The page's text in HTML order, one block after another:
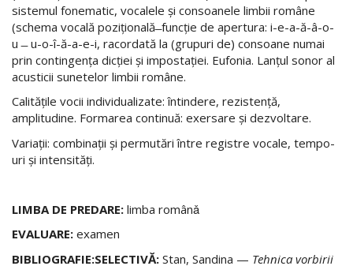
sistemul fonematic, vocalele şi consoanele limbii române
(schema vocală poziţională ̶ funcție de apertura: i-e-a-ă-â-o-
u ̶ u-o-î-ă-a-e-i, racordată la (grupuri de) consoane numai
prin contingenţa dicţiei şi impostaţiei. Eufonia. Lanțul sonor al
acusticii sunetelor limbii române.
Calităţile vocii individualizate: întindere, rezistenţă,
amplitudine. Formarea continuă: exersare şi dezvoltare.
Variaţii: combinaţii şi permutări între registre vocale, tempo-
uri şi intensităţi.
LIMBA DE PREDARE: limba românǎ
EVALUARE: examen
BIBLIOGRAFIE:SELECTIVĂ: Stan, Sandina — Tehnica vorbirii